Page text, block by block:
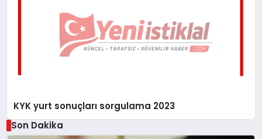
KYK yurt sonuçları sorgulama 2023
Son Dakika